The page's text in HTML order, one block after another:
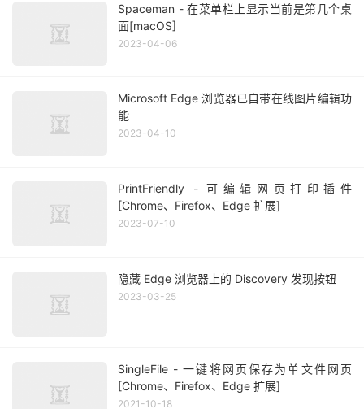
Spaceman - 在菜单栏上显示当前是第几个桌
面[macOS]
2023-04-06
Microsoft Edge 浏览器已自带在线图片编辑功
能
2023-04-10
PrintFriendly - 可编辑网页打印插件
[Chrome、Firefox、Edge 扩展]
2023-07-10
隐藏 Edge 浏览器上的 Discovery 发现按钮
2023-03-25
SingleFile - 一键将网页保存为单文件网页
[Chrome、Firefox、Edge 扩展]
2021-10-18